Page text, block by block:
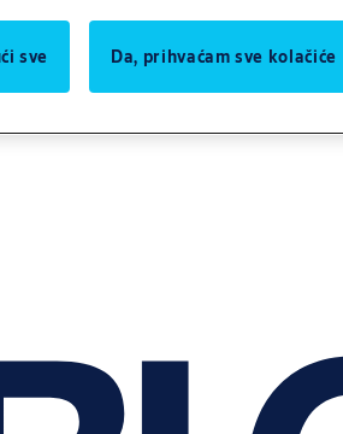
sve Da, prihvaćam sve kolačiće